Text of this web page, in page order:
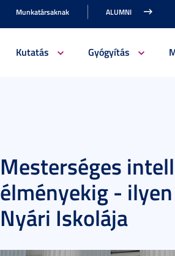
Munkatársaknak ALUMNI
Kutatás Gyógyítás
Mesterséges
élményekig -
Nyári Iskolája